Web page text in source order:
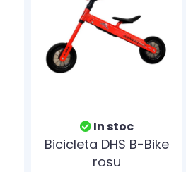
In stoc
Bicicleta DHS B-Bike
rosu